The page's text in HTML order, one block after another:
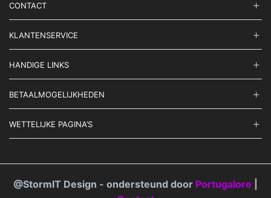
de
CONTACT
KLANTENSERVICE
HANDIGE LINKS
BETAALMOGELIJKHEDEN
WETTELIJKE PAGINA’S
@StormIT Design - ondersteund door Portugalore